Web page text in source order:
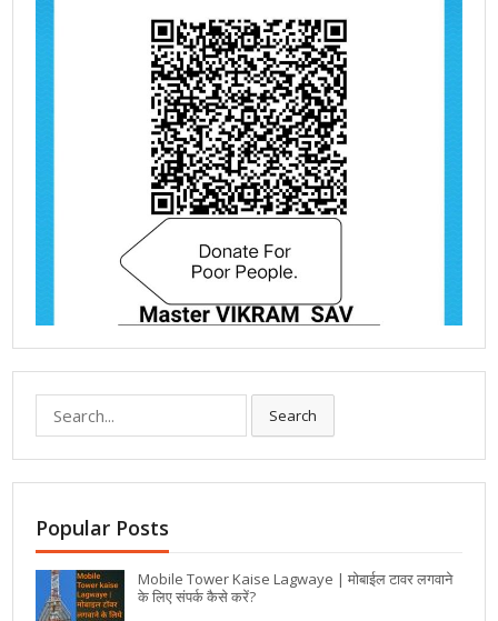
Search
Popular Posts
Mobile Tower Kaise Lagwaye | मोबाईल टावर लगवाने
के लिए संपर्क कैसे करें?